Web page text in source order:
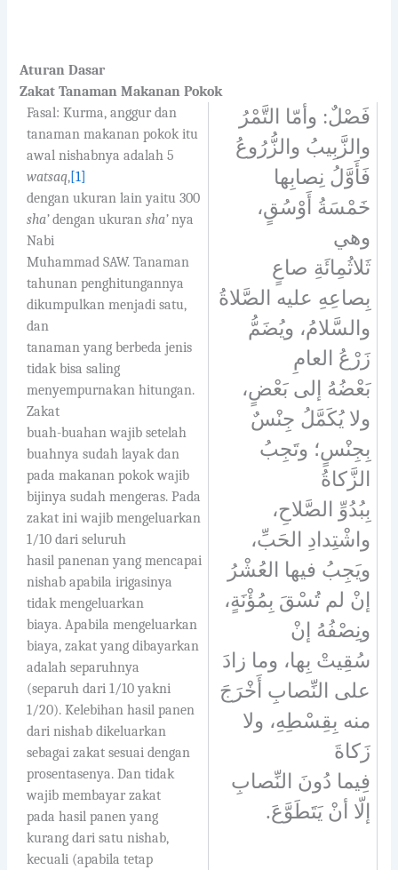
Aturan Dasar
Zakat Tanaman Makanan Pokok
Fasal: Kurma, anggur dan
tanaman makanan pokok itu
awal nishabnya adalah 5
watsaq,[1]
dengan ukuran lain yaitu 300
sha’dengan ukuran sha’nya
Nabi
Muhammad SAW. Tanaman
tahunan penghitungannya
dikumpulkan menjadi satu,
dan
tanaman yang berbeda jenis
tidak bisa saling
menyempurnakan hitungan.
Zakat
buah-buahan wajib setelah
buahnya sudah layak dan
pada makanan pokok wajib
bijinya sudah mengeras. Pada
zakat ini wajib mengeluarkan
1/10 dari seluruh
hasil panenan yang mencapai
nishab apabila irigasinya
tidak mengeluarkan
biaya. Apabila mengeluarkan
biaya, zakat yang dibayarkan
adalah separuhnya
(separuh dari 1/10 yakni
1/20). Kelebihan hasil panen
dari nishab dikeluarkan
sebagai zakat sesuai dengan
prosentasenya. Dan tidak
wajib membayar zakat
pada hasil panen yang
kurang dari satu nishab,
kecuali (apabila tetap
فَصْلٌ: وأمّا التَّمْرُ
والزَّبِيبُ والزُّرُوعُ
فَأَوَّلُ نِصابِها
خَمْسَةُ أَوْسُقٍ،
وهي
ثَلاثُمِائَةِ صاعٍ
بِصاعِهِ عليه الصَّلاةُ
والسَّلامُ، ويُضَمُّ
زَرْعُ العامِ
بَعْضُهُ إلى بَعْضٍ،
ولا يُكَمَّلُ جِنْسٌ
بِجِنْسٍ؛ وتَجِبُ
الزَّكاةُ
بِبُدُوِّ الصَّلاحِ،
واشْتِدادِ الحَبِّ،
ويَجِبُ فيها العُشْرُ
إنْ لم تُسْقَ بِمُؤْنَةٍ،
ونِصْفُهُ إنْ
سُقِيتْ بِها، وما زادَ
على النِّصابِ أَخْرَجَ
منه بِقِسْطِهِ، ولا
زَكاةَ
فِيما دُونَ النِّصابِ
إلّا أنْ يَتَطَوَّعَ.